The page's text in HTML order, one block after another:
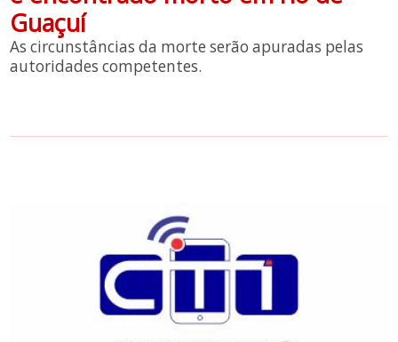
Guaçuí
As circunstâncias da morte serão apuradas pelas
autoridades competentes.